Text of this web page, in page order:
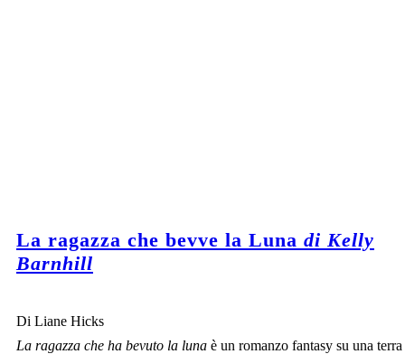
La ragazza che bevve la Luna di Kelly
Barnhill
Di Liane Hicks
La ragazza che ha bevuto la luna è un romanzo fantasy su una terra